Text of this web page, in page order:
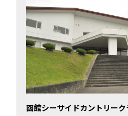
函館シーサイドカントリーク